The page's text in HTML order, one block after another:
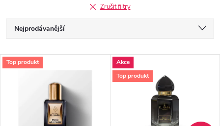
Zrušit filtry
Ř
a
Nejprodávanější
Nejdražší
V
Top produkt
Akce
Top produkt